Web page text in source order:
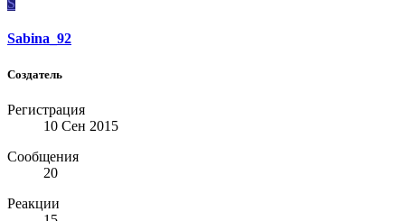
S
Sabina_92
Создатель
Регистрация
10 Сен 2015
Сообщения
20
Реакции